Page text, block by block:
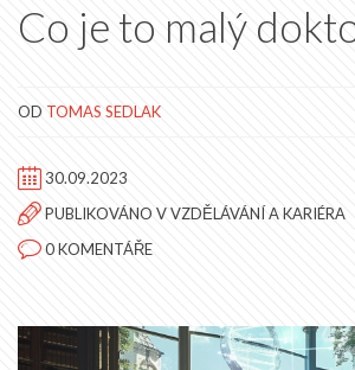
Co je to malý
OD TOMAS SEDLAK
30.09.2023
PUBLIKOVÁNO VVZDĚLÁVÁNÍ A KARIÉRA
0 KOMENTÁŘE